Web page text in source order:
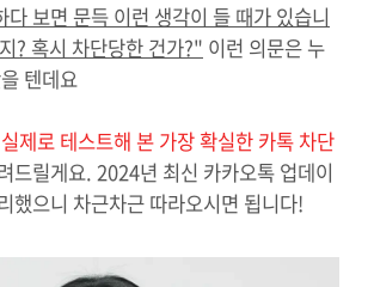
다 보면 문득 이런 생각이 들 때가 있습니
? 혹시 차단당한 건가?" 이런 의문은 누
텐데요
제로 테스트해 본 가장 확실한 카톡 차단
드릴게요. 2024년 최신 카카오톡 업데이
했으니 차근차근 따라오시면 됩니다!